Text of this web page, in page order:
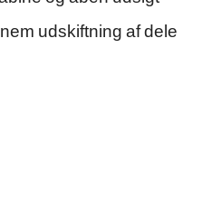
udskiftning af dele